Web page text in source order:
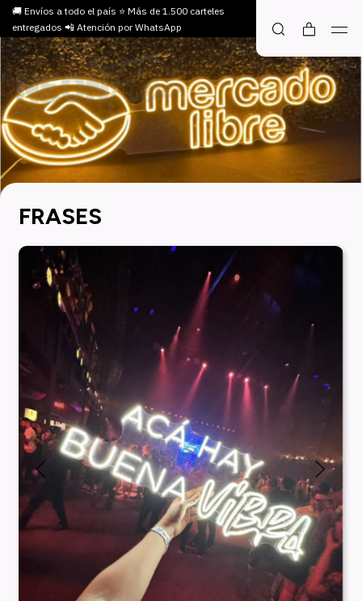
🚚 Envíos a todo el país ⭐ Más de 1.500 carteles
entregados 📲 Atención por WhatsApp
FRASES